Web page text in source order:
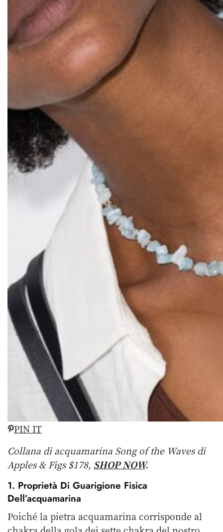
PIN IT
Collana di acquamarina Song of the Waves di
Apples & Figs $178, SHOP NOW.
1. Proprietà Di Guarigione Fisica
Dell’acquamarina
Poiché la pietra acquamarina corrisponde al